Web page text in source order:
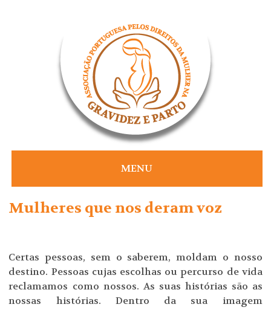
MENU
Mulheres que nos deram voz
Certas pessoas, sem o saberem, moldam o nosso
destino. Pessoas cujas escolhas ou percurso de vida
reclamamos como nossos. As suas histórias são as
nossas histórias. Dentro da sua imagem